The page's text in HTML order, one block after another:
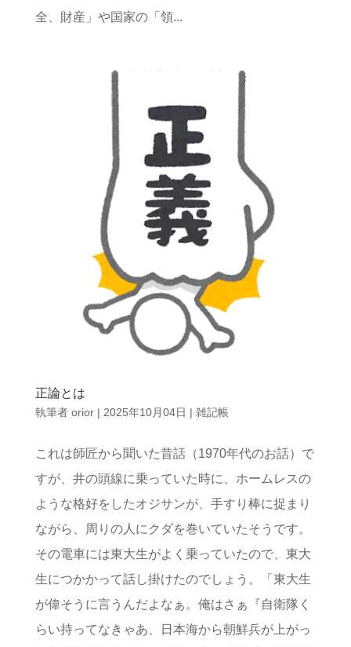
全、財産」や国家の「領...
正論とは
執筆者 orior| 2025年10月04日 | 雑記帳
これは師匠から聞いた昔話（1970年代のお話）で
すが、井の頭線に乗っていた時に、ホームレスの
ような格好をしたオジサンが、手すり棒に捉まり
ながら、周りの人にクダを巻いていたそうです。
その電車には東大生がよく乗っていたので、東大
生につかかって話し掛けたのでしょう。「東大生
が偉そうに言うんだよなぁ。俺はさぁ『自衛隊く
らい持ってなきゃあ、日本海から朝鮮兵が上がっ